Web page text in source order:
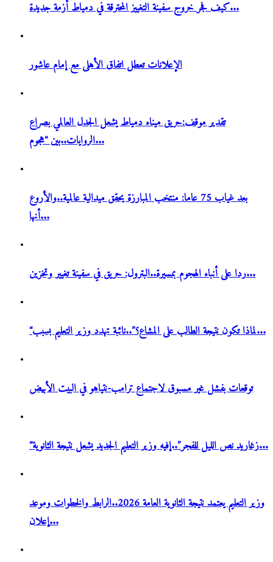
كيف فجر خروج سفينة التغييز المحترقة في دمياط أزمة جديدة...
الإعلانات تعطل اتفاق الأهلى مع إمام عاشور
تقدير موقف:حريق ميناء دمياط يشعل الجدل العالمي بصراع
الروايات..بين “هجوم...
بعد غياب 75 عاما: منتخب المبارزة يحقق ميدالية عالمية..والأروع
أنها...
ردا على أنباء الهجوم بمسيرة..البترول: حريق في سفينة تغيير وتخزين...
“لماذا تكون نتيجة الطالب على المشاع؟”..نائبة تهدد وزير التعليم بسبب...
توقعات بفشل غير مسبوق لاجتماع ترامب-نتياهو في البيت الأبيض
“زغاريد نص الليل للفجر”..إفيه وزير التعليم الجديد يشعل نتيجة الثانوية...
وزير التعليم يعتمد نتيجة الثانوية العامة 2026..الرابط والخطوات وموعد
إعلان...